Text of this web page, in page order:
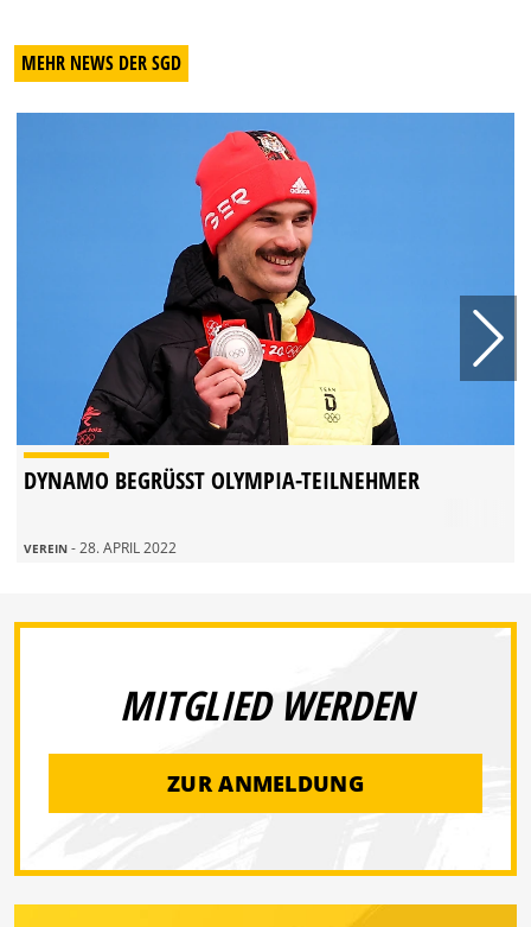
MEHR NEWS DER SGD
DYNAMO BEGRÜSST OLYMPIA-TEILNEHMER
VEREIN - 28. APRIL 2022
MITGLIED WERDEN
ZUR ANMELDUNG